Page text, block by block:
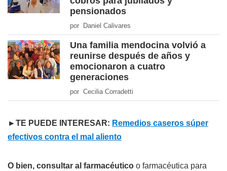
pensionados
por Daniel Calivares
Una familia mendocina volvió a
reunirse después de años y
emocionaron a cuatro
generaciones
por Cecilia Corradetti
►TE PUEDE INTERESAR: Remedios caseros súper
efectivos contra el mal aliento
O bien, consultar al farmacéutico o farmacéutica para